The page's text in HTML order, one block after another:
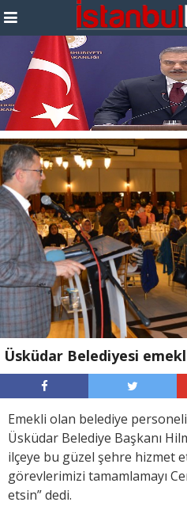
Üsküdar Belediyesi
Emekli olan belediye
Üsküdar Belediye Başkanı
ilçeye bu güzel şehre hizmet
görevlerimizi tamamlamayı
etsin” dedi.